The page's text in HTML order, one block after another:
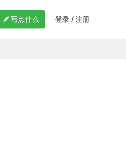
 写点什么 登录 / 注册